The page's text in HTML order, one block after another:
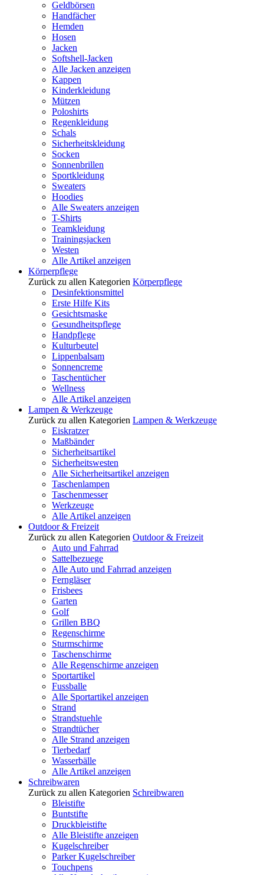
Geldbörsen
Handfächer
Hemden
Hosen
Jacken
Softshell-Jacken
Alle Jacken anzeigen
Kappen
Kinderkleidung
Mützen
Poloshirts
Regenkleidung
Schals
Sicherheitskleidung
Socken
Sonnenbrillen
Sportkleidung
Sweaters
Hoodies
Alle Sweaters anzeigen
T-Shirts
Teamkleidung
Trainingsjacken
Westen
Alle Artikel anzeigen
Körperpflege
Zurück zu allen Kategorien Körperpflege
Desinfektionsmittel
Erste Hilfe Kits
Gesichtsmaske
Gesundheitspflege
Handpflege
Kulturbeutel
Lippenbalsam
Sonnencreme
Taschentücher
Wellness
Alle Artikel anzeigen
Lampen & Werkzeuge
Zurück zu allen Kategorien Lampen & Werkzeuge
Eiskratzer
Maßbänder
Sicherheitsartikel
Sicherheitswesten
Alle Sicherheitsartikel anzeigen
Taschenlampen
Taschenmesser
Werkzeuge
Alle Artikel anzeigen
Outdoor & Freizeit
Zurück zu allen Kategorien Outdoor & Freizeit
Auto und Fahrrad
Sattelbezuege
Alle Auto und Fahrrad anzeigen
Ferngläser
Frisbees
Garten
Golf
Grillen BBQ
Regenschirme
Sturmschirme
Taschenschirme
Alle Regenschirme anzeigen
Sportartikel
Fussballe
Alle Sportartikel anzeigen
Strand
Strandstuehle
Strandtücher
Alle Strand anzeigen
Tierbedarf
Wasserbälle
Alle Artikel anzeigen
Schreibwaren
Zurück zu allen Kategorien Schreibwaren
Bleistifte
Buntstifte
Druckbleistifte
Alle Bleistifte anzeigen
Kugelschreiber
Parker Kugelschreiber
Touchpens